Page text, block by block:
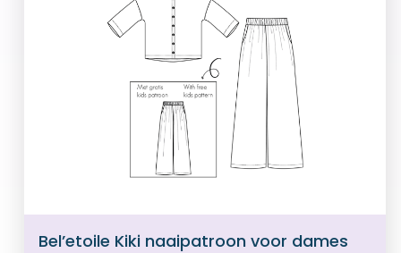
Bel’etoile Kiki naaipatroon voor dames